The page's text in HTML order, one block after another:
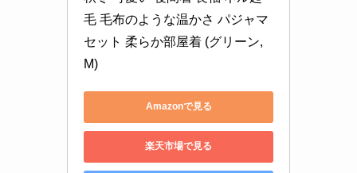
毛 毛布のような温かさ パジャマ
セット 柔らか部屋着 (グリーン,
M)
Amazonで見る
楽天市場で見る